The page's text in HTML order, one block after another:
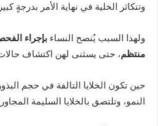
وتتكاثر الخلية في نهاية الأمر بدرجةٍ
ولهذا السبب يُنصح النساء بإجراء
منتظم، حتى يسثنى لهن اكتشاف
حين تكون الخلايا التالفة في حجم
النمو، وتلتصق بالخلايا السليمة